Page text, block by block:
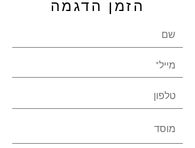
הזמן הדגמה